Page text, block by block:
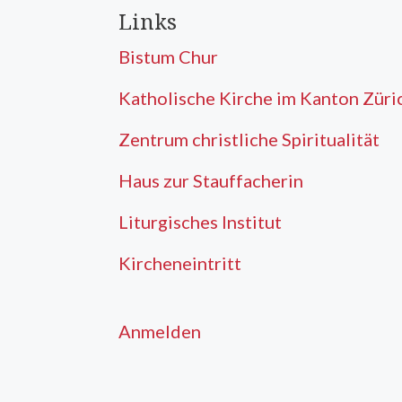
Links
Bistum Chur
Katholische Kirche im Kanton
Zentrum christliche Spiritualität
Haus zur Stauffacherin
Liturgisches Institut
Kircheneintritt
Anmelden